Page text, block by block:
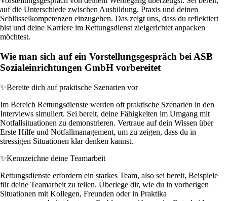
auf die Unterschiede zwischen Ausbildung, Praxis und deinen
Schlüsselkompetenzen einzugehen. Das zeigt uns, dass du reflektiert
bist und deine Karriere im Rettungsdienst zielgerichtet anpacken
möchtest.
Wie man sich auf ein Vorstellungsgespräch bei ASB
Sozialeinrichtungen GmbH vorbereitet
✨Bereite dich auf praktische Szenarien vor
Im Bereich Rettungsdienste werden oft praktische Szenarien in den
Interviews simuliert. Sei bereit, deine Fähigkeiten im Umgang mit
Notfallsituationen zu demonstrieren. Vertraue auf dein Wissen über
Erste Hilfe und Notfallmanagement, um zu zeigen, dass du in
stressigen Situationen klar denken kannst.
✨Kennzeichne deine Teamarbeit
Rettungsdienste erfordern ein starkes Team, also sei bereit, Beispiele
für deine Teamarbeit zu teilen. Überlege dir, wie du in vorherigen
Situationen mit Kollegen, Freunden oder in Praktika